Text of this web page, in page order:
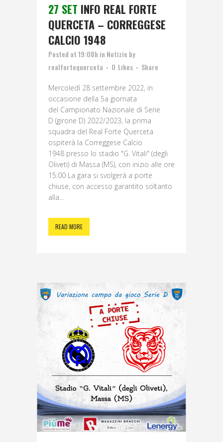
27 SET INFO REAL FORTE
QUERCETA – CORREGGESE
CALCIO 1948
Posted at 19:08h in Notizie by
realfortequerceta
0 Likes Share
Mercoledì 28 settembre 2022, in
occasione della 5a giornata
del Campionato Nazionale di Serie
D (girone D) 2022/2023, la prima
squadra del Real Forte Querceta
ospiterà la Correggese Calcio
1948 presso lo stadio "G. Vitali" (degli
Oliveti) di Massa (MS), con inizio alle ore
15:00 La gara si svolgerà a porte
chiuse, con accesso garantito soltanto
alla...
READ MORE